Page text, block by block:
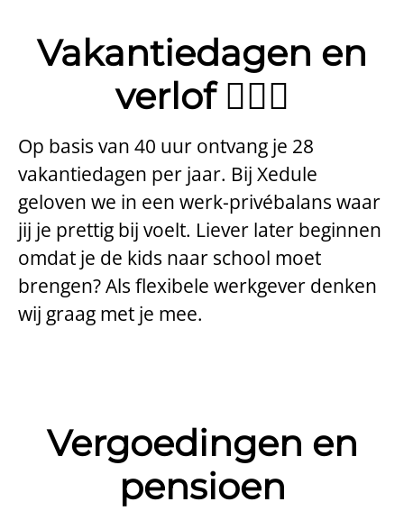
Vakantiedagen en
verlof 🏄🏻‍♂️
Op basis van 40 uur ontvang je 28
vakantiedagen per jaar. Bij Xedule
geloven we in een werk-privébalans waar
jij je prettig bij voelt. Liever later beginnen
omdat je de kids naar school moet
brengen? Als flexibele werkgever denken
wij graag met je mee.
Vergoedingen en
pensioen